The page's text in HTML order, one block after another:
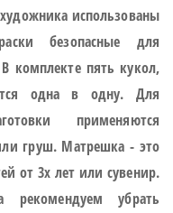
использованы
безопасные для
комплекте пять кукол,
одна в одну. Для
применяются
груш. Матрешка - это
от 3х лет или сувенир.
рекомендуем убрать